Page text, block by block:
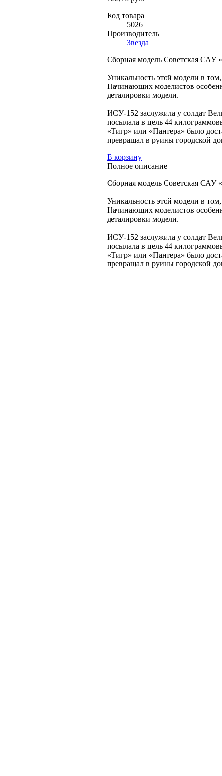
Код товара
5026
Производитель
Звезда
Сборная модель Советская САУ
Уникальность этой модели в
Начинающих моделистов
деталировки модели.
ИСУ-152 заслужила у солдат
посылала в цель 44
«Тигр» или «Пантера» было
превращал в руины городской
В корзину
Полное описание
Сборная модель Советская САУ
Уникальность этой модели в
Начинающих моделистов
деталировки модели.
ИСУ-152 заслужила у солдат
посылала в цель 44
«Тигр» или «Пантера» было
превращал в руины городской